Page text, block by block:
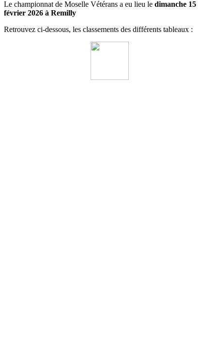
Le championnat de Moselle Vétérans a eu lieu le dimanche 15
février 2026 à Remilly
Retrouvez ci-dessous, les classements des différents tableaux :